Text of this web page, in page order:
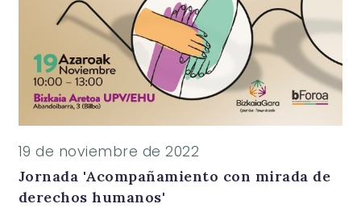
19 de noviembre de 2022
Jornada 'Acompañamiento con mirada de
derechos humanos'